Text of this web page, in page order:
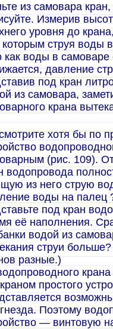
из самовара кран,
Измерив
уровня до
струя воды
как воды в
давление
под кран
из самовара,
крана
хотя бы по
(рис. 109).
водопровода
из него струю
воды на палец
под кран
её наполнения.
водой из
струи
разные.)
простого
Поэтому
— винтовую